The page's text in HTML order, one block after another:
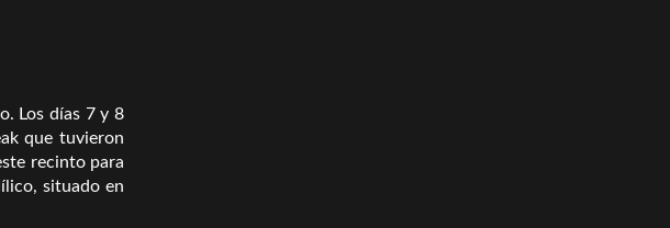
Los días 7 y 8
que tuvieron
recinto para
situado en